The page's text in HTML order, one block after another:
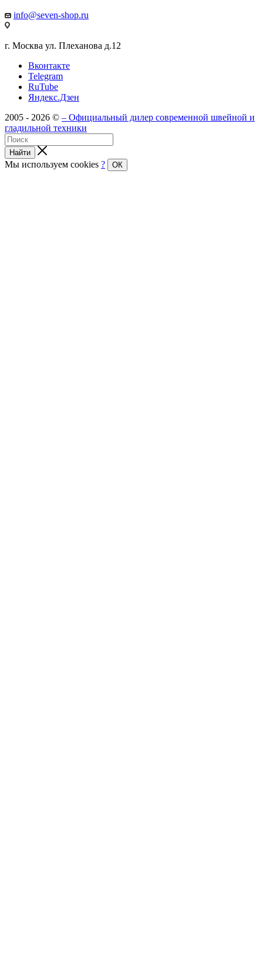
info@seven-shop.ru
г. Москва ул. Плеханова д.12
Вконтакте
Telegram
RuTube
Яндекс.Дзен
2005 - 2026 © – Официальный дилер современной швейной и
гладильной техники
Найти
Мы используем cookies ? ОК